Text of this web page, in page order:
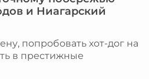
и Ниагарский
попробовать хот-дог на
в престижные